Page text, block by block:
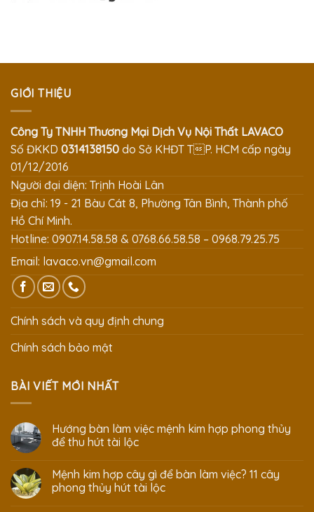
GIỚI THIỆU
Công Ty TNHH Thương Mại Dịch Vụ Nội Thất LAVACO
Số ĐKKD 0314138150 do Sở KHĐT TP. HCM cấp ngày
01/12/2016
Người đại diện: Trịnh Hoài Lân
Địa chỉ: 19 - 21 Bàu Cát 8, Phường Tân Bình, Thành phố
Hồ Chí Minh.
Hotline: 0907.14.58.58 & 0768.66.58.58 – 0968.79.25.75
Email: lavaco.vn@gmail.com
Chính sách và quy định chung
Chính sách bảo mật
BÀI VIẾT MỚI NHẤT
Hướng bàn làm việc mệnh kim hợp phong thủy
để thu hút tài lộc
Mệnh kim hợp cây gì để bàn làm việc? 11 cây
phong thủy hút tài lộc